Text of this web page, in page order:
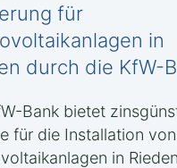
für
in
durch die KfW-
Bank bietet
für die Installation von
in